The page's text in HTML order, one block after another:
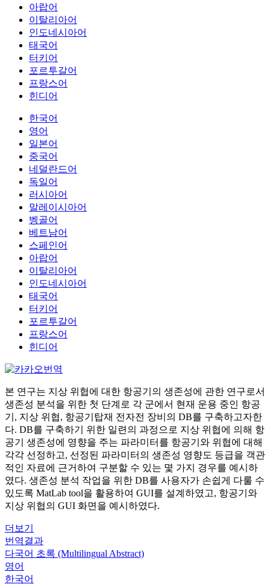
아랍어
이탈리아어
인도네시아어
태국어
터키어
포르투갈어
프랑스어
힌디어
한국어
영어
일본어
중국어
네덜란드어
독일어
러시아어
말레이시아어
벵골어
베트남어
스페인어
아랍어
이탈리아어
인도네시아어
태국어
터키어
포르투갈어
프랑스어
힌디어
본 연구는 지상 위협에 대한 항공기의 생존성에 관한 연구로서
생존성 분석을 위한 첫 단계로 각 군에서 현재 운용 중인 항공
기, 지상 위협, 항공기탑재 전자전 장비의 DB를 구축하고자한
다. DB를 구축하기 위한 일련의 과정으로 지상 위협에 의해 항
공기 생존성에 영향을 주는 파라미터를 항공기와 위협에 대해
각각 선정하고, 선정된 파라미터의 생존성 영향도 등급을 객관
적인 자료에 근거하여 구분할 수 있는 몇 가지 경우를 예시하
였다. 생존성 분석 작업을 위한 DB를 사용자가 손쉽게 다룰 수
있도록 MatLab tool을 활용하여 GUI를 설계하였고, 항공기와
지상 위협의 GUI 화면을 예시하였다.
더보기
번역결과
다국어 초록 (Multilingual Abstract)
영어
한국어